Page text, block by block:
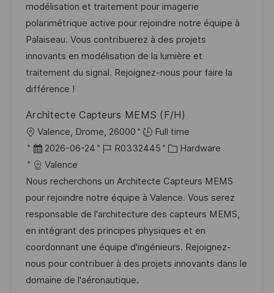
n
c
u
n
g
u
m
d
e
r
V
r
ö
f
f
e
n
t
l
i
c
h
-
I
D
e
g
o
r
i
modélisation et traitement pour imagerie
polarimétrique active pour rejoindre notre équipe à
Palaiseau. Vous contribuerez à des projets
innovants en modélisation de la lumière et
traitement du signal. Rejoignez-nous pour faire la
différence !
Architecte Capteurs MEMS (F/H)
O
r
t
Valence, Drome, 26000
Full time
D
a
t
u
m
d
e
r
V
2026-06-24
J
b
-
I
D
R0332445
K
t
e
g
o
r
i
Hardware
Valence
Nous recherchons un Architecte Capteurs MEMS
pour rejoindre notre équipe à Valence. Vous serez
responsable de l'architecture des capteurs MEMS,
en intégrant des principes physiques et en
coordonnant une équipe d'ingénieurs. Rejoignez-
nous pour contribuer à des projets innovants dans le
domaine de l'aéronautique.